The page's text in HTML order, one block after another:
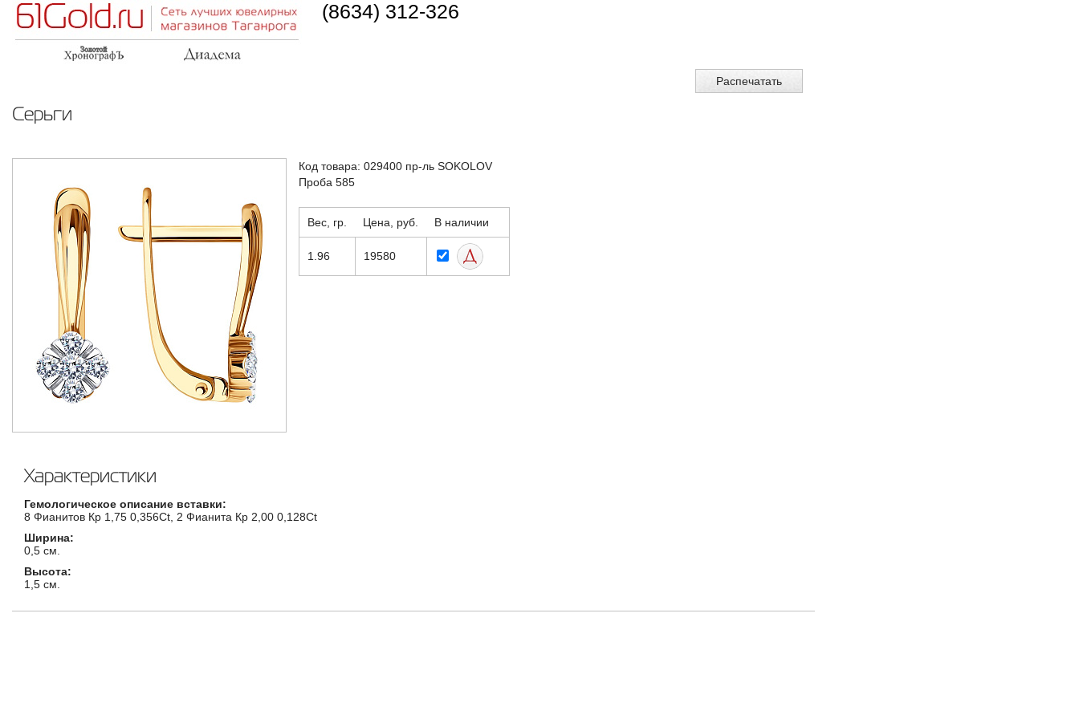
(8634) 312-326
Распечатать
Серьги
Код товара: 029400 пр-ль SOKOLOV
Проба 585
Вес, гр. Цена, руб. В наличии
1.96 19580
Характеристики
Гемологическое описание вставки:
8 Фианитов Кр 1,75 0,356Ct, 2 Фианита Кр 2,00 0,128Ct
Ширина:
0,5 см.
Высота:
1,5 см.